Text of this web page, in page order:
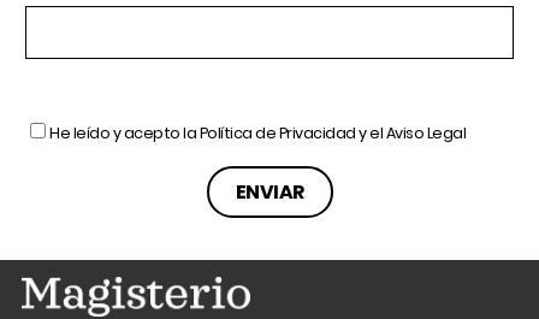
He leído y acepto laPolítica de Privacidady elAviso Legal